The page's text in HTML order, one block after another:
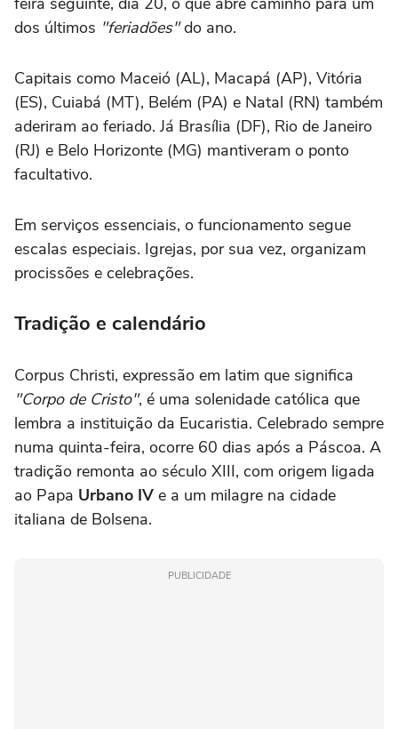
dos últimos "feriadões"do ano.
Capitais como Maceió (AL), Macapá (AP), Vitória
(ES), Cuiabá (MT), Belém (PA) e Natal (RN) também
aderiram ao feriado. Já Brasília (DF), Rio de Janeiro
(RJ) e Belo Horizonte (MG) mantiveram o ponto
facultativo.
Em serviços essenciais, o funcionamento segue
escalas especiais. Igrejas, por sua vez, organizam
procissões e celebrações.
Tradição e calendário
Corpus Christi, expressão em latim que significa
"Corpo de Cristo", é uma solenidade católica que
lembra a instituição da Eucaristia. Celebrado sempre
numa quinta-feira, ocorre 60 dias após a Páscoa. A
tradição remonta ao século XIII, com origem ligada
ao Papa Urbano IV e a um milagre na cidade
italiana de Bolsena.
PUBLICIDADE